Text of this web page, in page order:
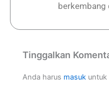
Tinggalkan
Anda harus masuk untuk
berkembang